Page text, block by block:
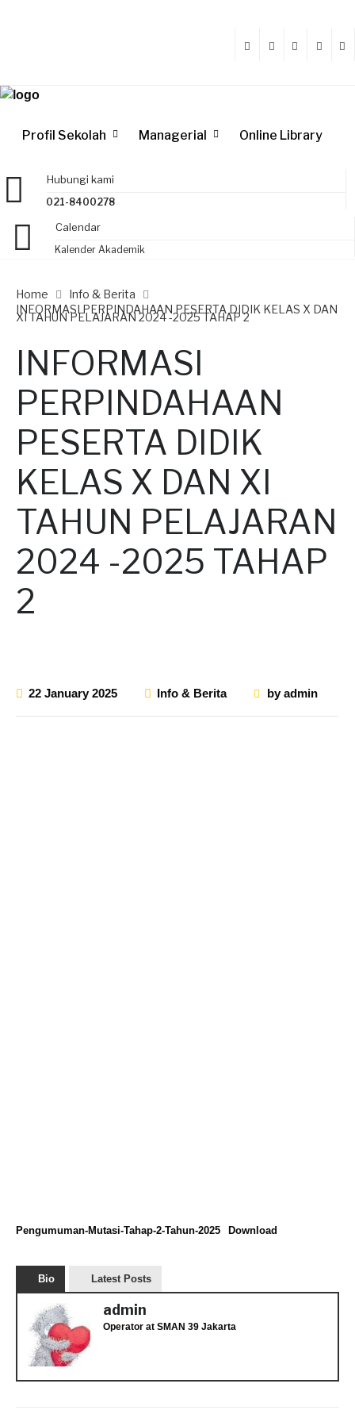
Profil Sekolah Managerial Online Library
Hubungi kami
021-8400278
Calendar
Kalender Akademik
Home
Info & Berita
INFORMASI PERPINDAHAAN PESERTA DIDIK KELAS X DAN
XI TAHUN PELAJARAN 2024 -2025 TAHAP 2
INFORMASI
PERPINDAHAAN
PESERTA DIDIK
KELAS X DAN XI
TAHUN PELAJARAN
2024 -2025 TAHAP
2
22 January 2025 Info & Berita byadmin
Pengumuman-Mutasi-Tahap-2-Tahun-2025 Download
Bio Latest Posts
admin
Operator at SMAN 39 Jakarta